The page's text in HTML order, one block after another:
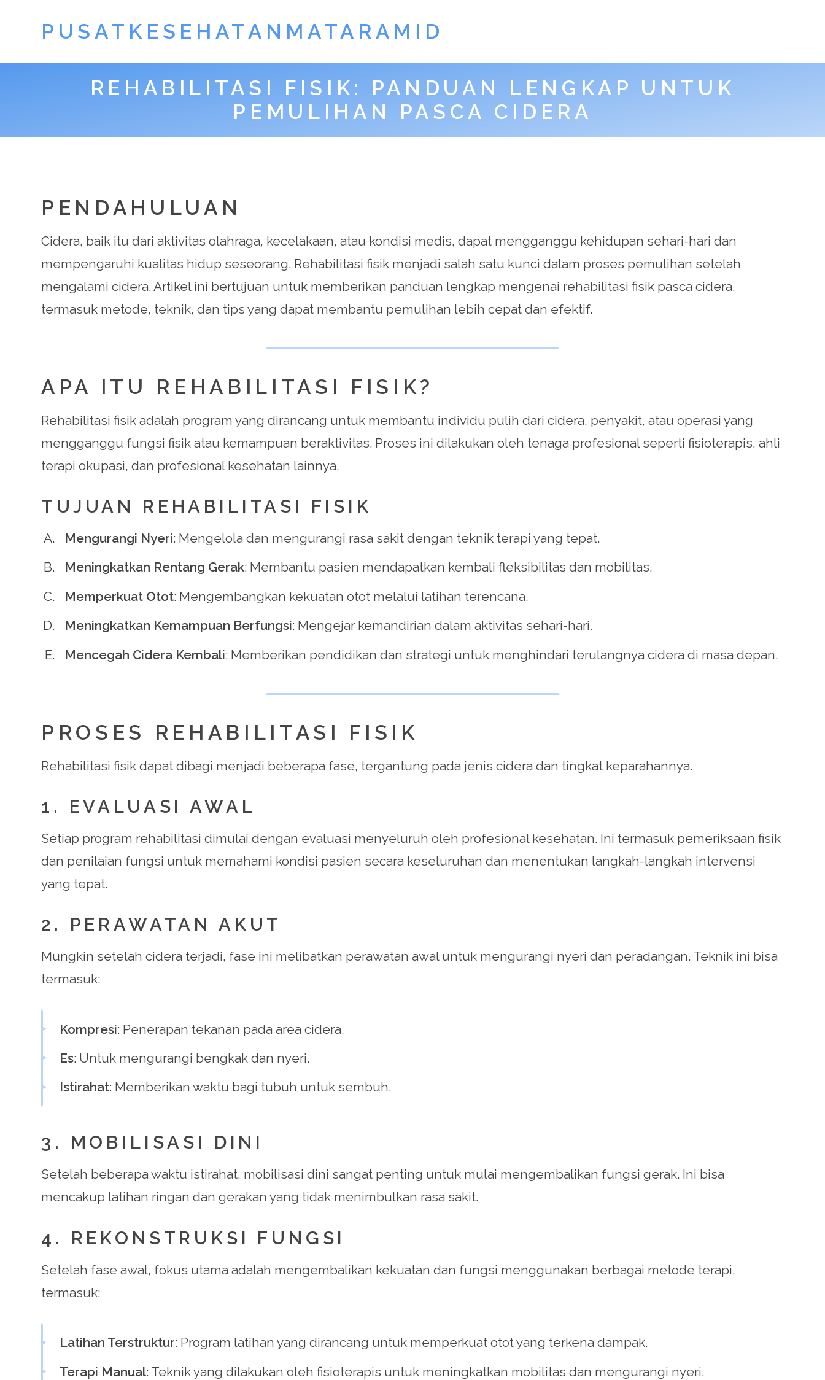
PUSATKESEHATANMATARAMID
REHABILITASI FISIK: PANDUAN LENGKAP UNTUK
PEMULIHAN PASCA CIDERA
PENDAHULUAN
Cidera, baik itu dari aktivitas olahraga, kecelakaan, atau kondisi medis, dapat mengganggu kehidupan sehari-hari dan
mempengaruhi kualitas hidup seseorang. Rehabilitasi fisik menjadi salah satu kunci dalam proses pemulihan setelah
mengalami cidera. Artikel ini bertujuan untuk memberikan panduan lengkap mengenai rehabilitasi fisik pasca cidera,
termasuk metode, teknik, dan tips yang dapat membantu pemulihan lebih cepat dan efektif.
APA ITU REHABILITASI FISIK?
Rehabilitasi fisik adalah program yang dirancang untuk membantu individu pulih dari cidera, penyakit, atau operasi yang
mengganggu fungsi fisik atau kemampuan beraktivitas. Proses ini dilakukan oleh tenaga profesional seperti fisioterapis, ahli
terapi okupasi, dan profesional kesehatan lainnya.
TUJUAN REHABILITASI FISIK
Mengurangi Nyeri: Mengelola dan mengurangi rasa sakit dengan teknik terapi yang tepat.
Meningkatkan Rentang Gerak: Membantu pasien mendapatkan kembali fleksibilitas dan mobilitas.
Memperkuat Otot: Mengembangkan kekuatan otot melalui latihan terencana.
Meningkatkan Kemampuan Berfungsi: Mengejar kemandirian dalam aktivitas sehari-hari.
Mencegah Cidera Kembali: Memberikan pendidikan dan strategi untuk menghindari terulangnya cidera di masa depan.
PROSES REHABILITASI FISIK
Rehabilitasi fisik dapat dibagi menjadi beberapa fase, tergantung pada jenis cidera dan tingkat keparahannya.
1. EVALUASI AWAL
Setiap program rehabilitasi dimulai dengan evaluasi menyeluruh oleh profesional kesehatan. Ini termasuk pemeriksaan fisik
dan penilaian fungsi untuk memahami kondisi pasien secara keseluruhan dan menentukan langkah-langkah intervensi
yang tepat.
2. PERAWATAN AKUT
Mungkin setelah cidera terjadi, fase ini melibatkan perawatan awal untuk mengurangi nyeri dan peradangan. Teknik ini bisa
termasuk:
Kompresi: Penerapan tekanan pada area cidera.
Es: Untuk mengurangi bengkak dan nyeri.
Istirahat: Memberikan waktu bagi tubuh untuk sembuh.
3. MOBILISASI DINI
Setelah beberapa waktu istirahat, mobilisasi dini sangat penting untuk mulai mengembalikan fungsi gerak. Ini bisa
mencakup latihan ringan dan gerakan yang tidak menimbulkan rasa sakit.
4. REKONSTRUKSI FUNGSI
Setelah fase awal, fokus utama adalah mengembalikan kekuatan dan fungsi menggunakan berbagai metode terapi,
termasuk:
Latihan Terstruktur: Program latihan yang dirancang untuk memperkuat otot yang terkena dampak.
Terapi Manual: Teknik yang dilakukan oleh fisioterapis untuk meningkatkan mobilitas dan mengurangi nyeri.